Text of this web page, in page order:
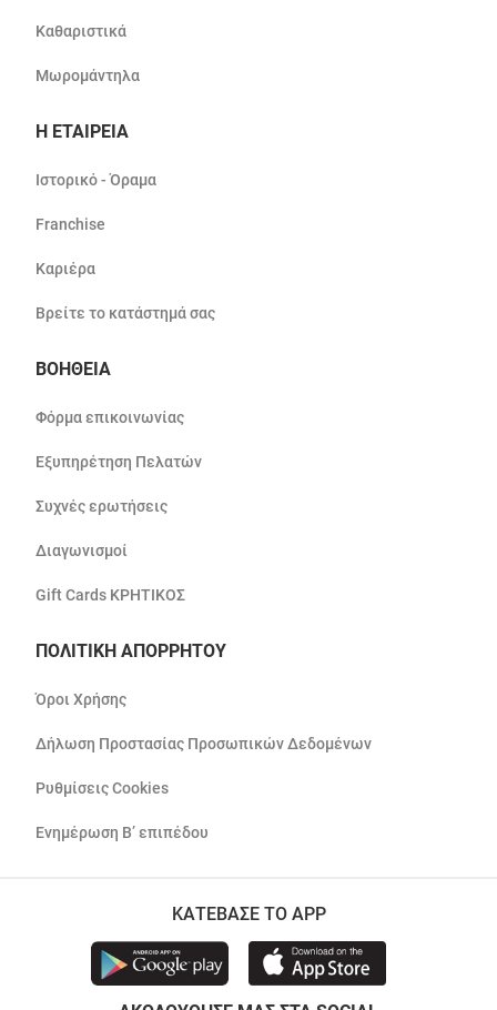
Καθαριστικά
Μωρομάντηλα
Η ΕΤΑΙΡΕΙΑ
Ιστορικό - Όραμα
Franchise
Καριέρα
Βρείτε το κατάστημά σας
ΒΟΗΘΕΙΑ
Φόρμα επικοινωνίας
Εξυπηρέτηση Πελατών
Συχνές ερωτήσεις
Διαγωνισμοί
Gift Cards ΚΡΗΤΙΚΟΣ
ΠΟΛΙΤΙΚΗ ΑΠΟΡΡΗΤΟΥ
Όροι Χρήσης
Δήλωση Προστασίας Προσωπικών Δεδομένων
Ρυθμίσεις Cookies
Ενημέρωση Β’ επιπέδου
ΚΑΤΕΒΑΣΕ ΤΟ APP